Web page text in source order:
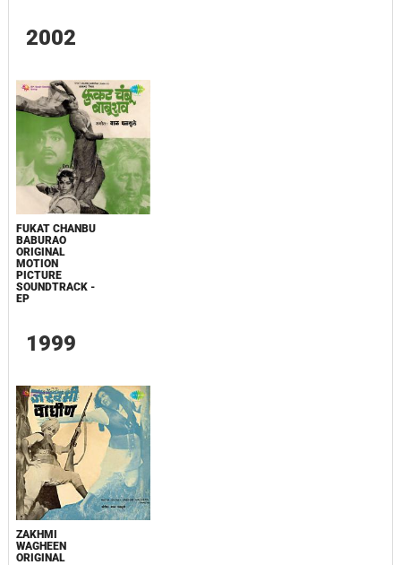
2002
FUKAT CHANBU
BABURAO
ORIGINAL
MOTION
PICTURE
SOUNDTRACK -
EP
1999
ZAKHMI
WAGHEEN
ORIGINAL